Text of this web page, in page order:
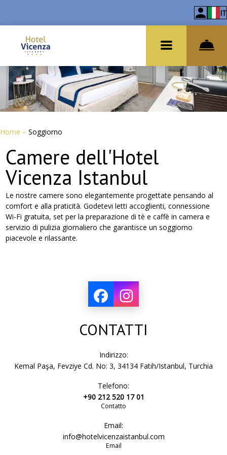
IT
Home – Soggiorno
Camere dell'Hotel
Vicenza Istanbul
Le nostre camere sono elegantemente progettate pensando al
comfort e alla praticità. Godetevi letti accoglienti, connessione
Wi-Fi gratuita, set per la preparazione di tè e caffè in camera e
servizio di pulizia giornaliero che garantisce un soggiorno
piacevole e rilassante.
CONTATTI
Indirizzo:
Kemal Paşa, Fevziye Cd. No: 3, 34134 Fatih/Istanbul, Turchia
Telefono:
+90 212 520 17 01
Contatto
Email:
info@hotelvicenzaistanbul.com
Email